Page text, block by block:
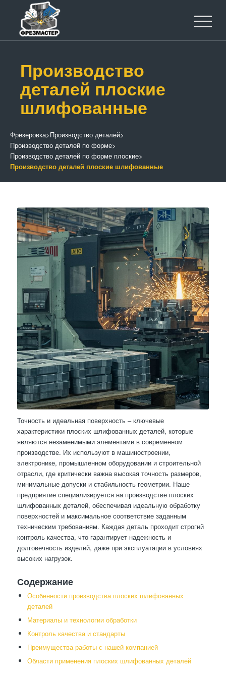
Производство
деталей плоские
шлифованные
Фрезеровка>Производство деталей>
Производство деталей по форме>
Производство деталей по форме плоские>
Производство деталей плоские шлифованные
Точность и идеальная поверхность – ключевые
характеристики плоских шлифованных деталей, которые
являются незаменимыми элементами в современном
производстве. Их используют в машиностроении,
электронике, промышленном оборудовании и строительной
отрасли, где критически важна высокая точность размеров,
минимальные допуски и стабильность геометрии. Наше
предприятие специализируется на производстве плоских
шлифованных деталей, обеспечивая идеальную обработку
поверхностей и максимальное соответствие заданным
техническим требованиям. Каждая деталь проходит строгий
контроль качества, что гарантирует надежность и
долговечность изделий, даже при эксплуатации в условиях
высоких нагрузок.
Содержание
Особенности производства плоских шлифованных
деталей
Материалы и технологии обработки
Контроль качества и стандарты
Преимущества работы с нашей компанией
Области применения плоских шлифованных деталей